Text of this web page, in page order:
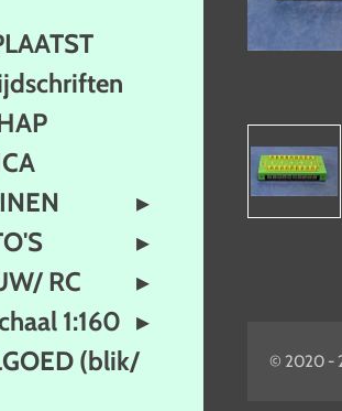
© 2020 -
RC
1:160
(blik/